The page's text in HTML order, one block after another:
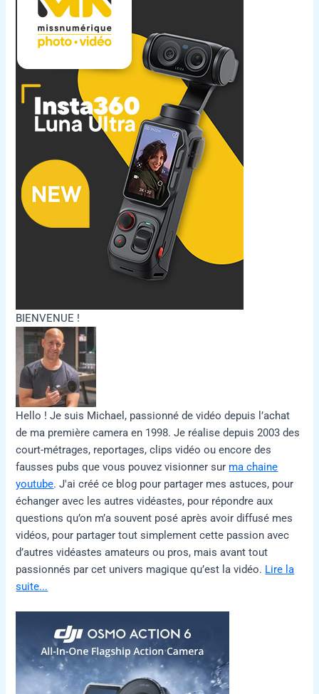
BIENVENUE !
Hello ! Je suis Michael, passionné de vidéo depuis l’achat
de ma première camera en 1998. Je réalise depuis 2003 des
court-métrages, reportages, clips vidéo ou encore des
fausses pubs que vous pouvez visionner sur ma chaine
youtube. J'ai créé ce blog pour partager mes astuces, pour
échanger avec les autres vidéastes, pour répondre aux
questions qu’on m’a souvent posé après avoir diffusé mes
vidéos, pour partager tout simplement cette passion avec
d’autres vidéastes amateurs ou pros, mais avant tout
passionnés par cet univers magique qu’est la vidéo. Lire la
suite...